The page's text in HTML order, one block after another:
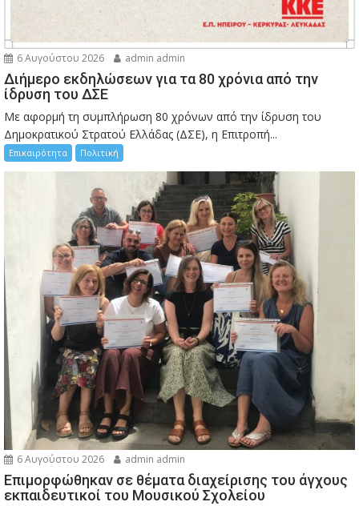
6 Αυγούστου 2026 admin admin
Διήμερο εκδηλώσεων για τα 80 χρόνια από την
ίδρυση του ΔΣΕ
Με αφορμή τη συμπλήρωση 80 χρόνων από την ίδρυση του
Δημοκρατικού Στρατού Ελλάδας (ΔΣΕ), η Επιτροπή...
Επικαιρότητα Πολιτική
6 Αυγούστου 2026 admin admin
Eπιμορφώθηκαν σε θέματα διαχείρισης του άγχους
εκπαιδευτικοί του Μουσικού Σχολείου